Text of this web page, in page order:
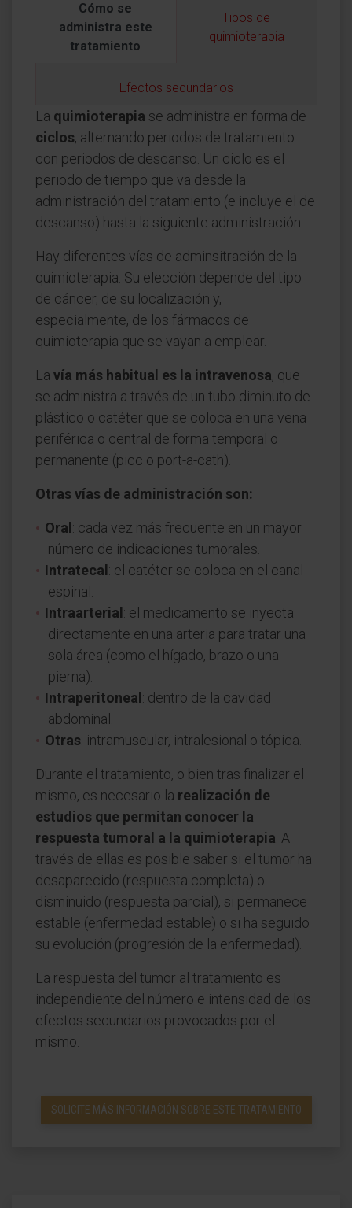
Cómo se
administra este
tratamiento
Tipos de
quimioterapia
Efectos secundarios
La quimioterapia se administra en forma de
ciclos, alternando periodos de tratamiento
con periodos de descanso. Un ciclo es el
periodo de tiempo que va desde la
administración del tratamiento (e incluye el de
descanso) hasta la siguiente administración.
Hay diferentes vías de adminsitración de la
quimioterapia. Su elección depende del tipo
de cáncer, de su localización y,
especialmente, de los fármacos de
quimioterapia que se vayan a emplear.
La vía más habitual es la intravenosa, que
se administra a través de un tubo diminuto de
plástico o catéter que se coloca en una vena
periférica o central de forma temporal o
permanente (picc o port-a-cath).
Otras vías de administración son:
Oral : cada vez más frecuente en un mayor
número de indicaciones tumorales.
Intratecal : el catéter se coloca en el canal
espinal.
Intraarterial : el medicamento se inyecta
directamente en una arteria para tratar una
sola área (como el hígado, brazo o una
pierna).
Intraperitoneal : dentro de la cavidad
abdominal.
Otras: intramuscular, intralesional o tópica.
Durante el tratamiento, o bien tras finalizar el
mismo, es necesario la realización de
estudios que permitan conocer la
respuesta tumoral a la quimioterapia . A
través de ellas es posible saber si el tumor ha
desaparecido (respuesta completa) o
disminuido (respuesta parcial), si permanece
estable (enfermedad estable) o si ha seguido
su evolución (progresión de la enfermedad).
La respuesta del tumor al tratamiento es
independiente del número e intensidad de los
efectos secundarios provocados por el
mismo.
SOLICITE MÁS INFORMACIÓN SOBRE ESTE TRATAMIENTO